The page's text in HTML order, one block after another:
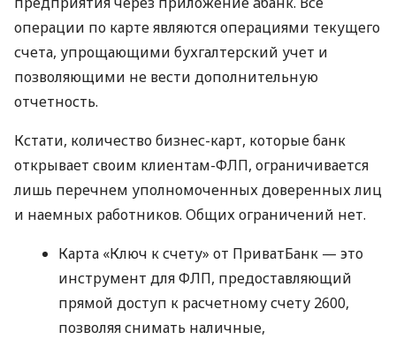
операции по карте являются операциями текущего
счета, упрощающими бухгалтерский учет и
позволяющими не вести дополнительную
отчетность.
Кстати, количество бизнес-карт, которые банк
открывает своим клиентам-ФЛП, ограничивается
лишь перечнем уполномоченных доверенных лиц
и наемных работников. Общих ограничений нет.
Карта «Ключ к счету» от ПриватБанк — это
инструмент для ФЛП, предоставляющий
прямой доступ к расчетному счету 2600,
позволяя снимать наличные,